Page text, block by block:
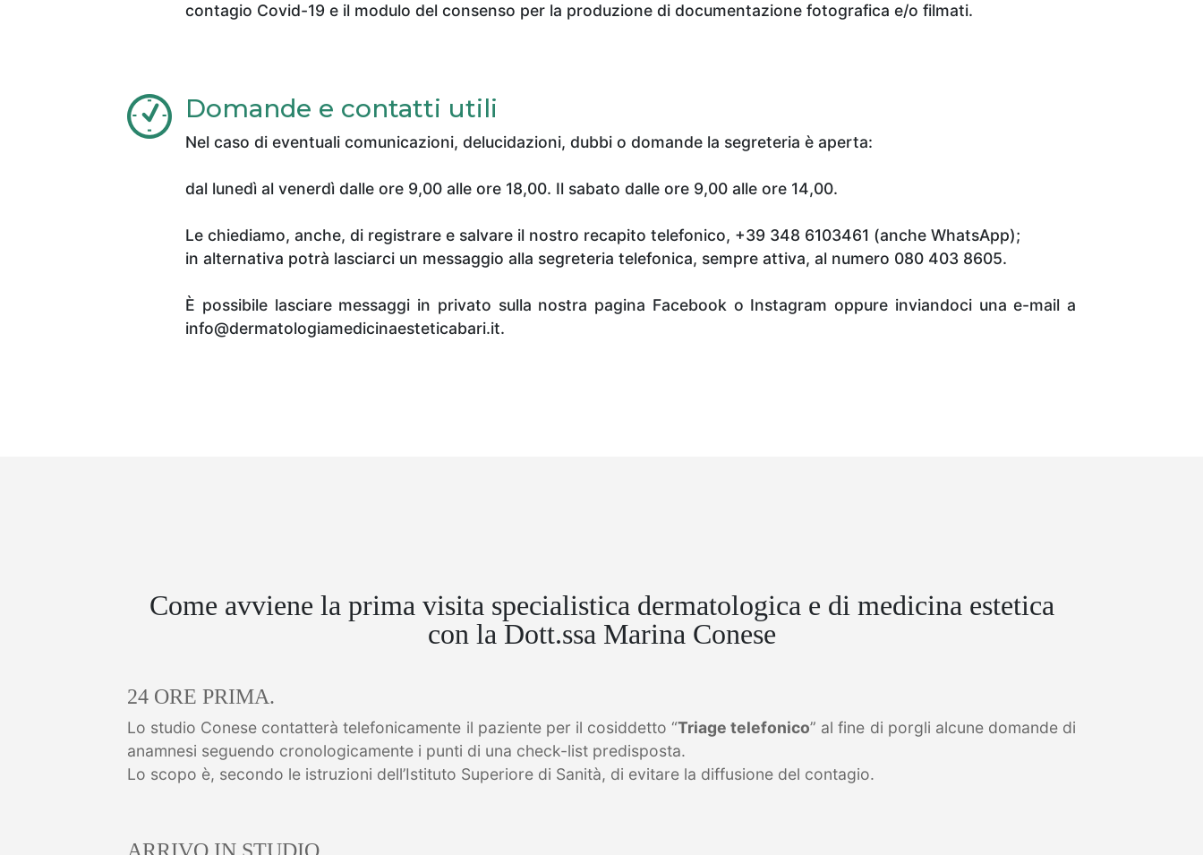
contagio Covid-19 e il modulo del consenso per la produzione di documentazione fotografica e/o filmati.
Domande e contatti utili
Nel caso di eventuali comunicazioni, delucidazioni, dubbi o domande la segreteria è aperta:
dal lunedì al venerdì dalle ore 9,00 alle ore 18,00. Il sabato dalle ore 9,00 alle ore 14,00.
Le chiediamo, anche, di registrare e salvare il nostro recapito telefonico, +39 348 6103461 (anche WhatsApp);
in alternativa potrà lasciarci un messaggio alla segreteria telefonica, sempre attiva, al numero 080 403 8605.
È possibile lasciare messaggi in privato sulla nostra pagina Facebook o Instagram oppure inviandoci una e-mail a
info@dermatologiamedicinaesteticabari.it.
Come avviene la prima visita specialistica dermatologica e di medicina estetica
con la Dott.ssa Marina Conese
24 ORE PRIMA.
Lo studio Conese contatterà telefonicamente il paziente per il cosiddetto “Triage telefonico” al fine di porgli alcune domande di
anamnesi seguendo cronologicamente i punti di una check-list predisposta.
Lo scopo è, secondo le istruzioni dell’Istituto Superiore di Sanità, di evitare la diffusione del contagio.